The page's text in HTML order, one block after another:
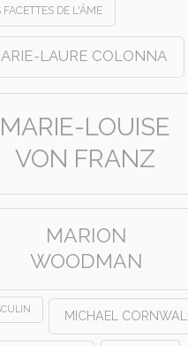
FACETTES DE L'ÂME
LAURE COLONNA
MARIE-LOUISE
VON FRANZ
MARION
WOODMAN
MICHAEL CORNWALL